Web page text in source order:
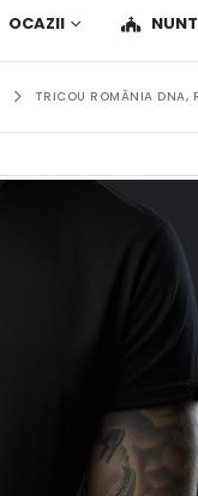
OCAZII
TRICOU ROMÂNIA DNA,